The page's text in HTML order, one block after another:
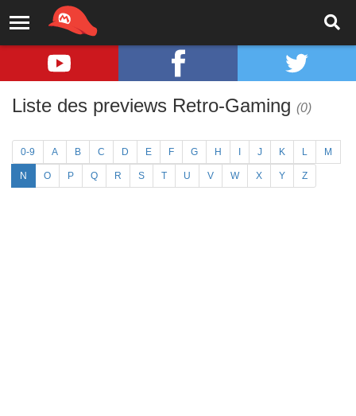
Liste des previews Retro-Gaming (0)
0-9 A B C D E F G H J K L M
N O P Q R S T U V W X Y Z